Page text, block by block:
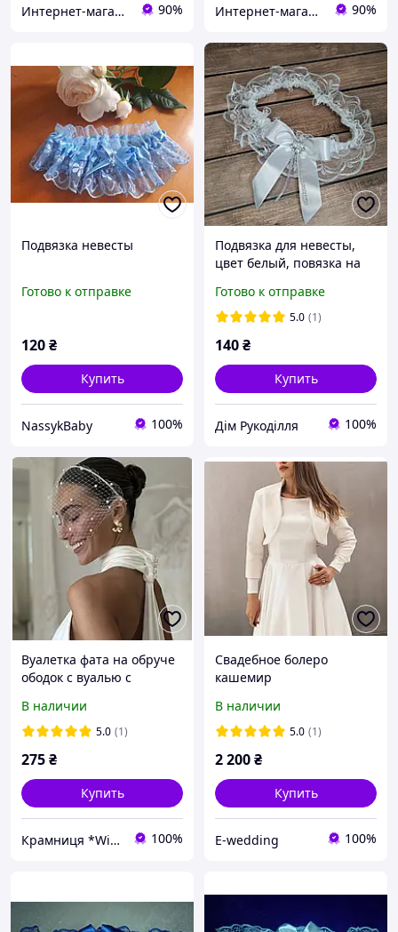
Интернет-магазин "Кларисса" 90% Интернет-магазин "Кларисса" 90%
Подвязка невесты
Готово к отправке
120₴
Купить
NassykBaby 100%
Подвязка для невесты,
цвет белый, повязка на
на ногу невесты Белая
свадебная
Готово к отправке
5.0 (1)
140₴
Купить
Дім Рукоділля 100%
Вуалетка фата на обруче
ободок с вуалью с
свадебное
В наличии
5.0 (1)
275₴
Купить
Крамниця *Wishes* 100%
Свадебное болеро
кашемир
В наличии
5.0 (1)
2 200₴
Купить
E-wedding 100%